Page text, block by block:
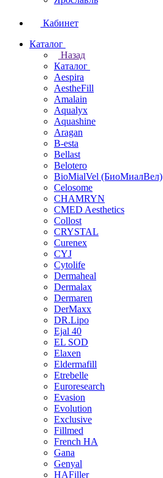
Кабинет
Каталог
Назад
Каталог
Aespira
AestheFill
Amalain
Aqualyx
Aquashine
Aragan
B-esta
Bellast
Belotero
BioMialVel (БиоМиалВел)
Celosome
CHAMRYN
CMED Aesthetics
Collost
CRYSTAL
Curenex
CYJ
Cytolife
Dermaheal
Dermalax
Dermaren
DerMaxx
DR.Lipo
Ejal 40
EL SOD
Elaxen
Eldermafill
Etrebelle
Euroresearch
Evasion
Evolution
Exclusive
Fillmed
French HA
Gana
Genyal
HAFiller